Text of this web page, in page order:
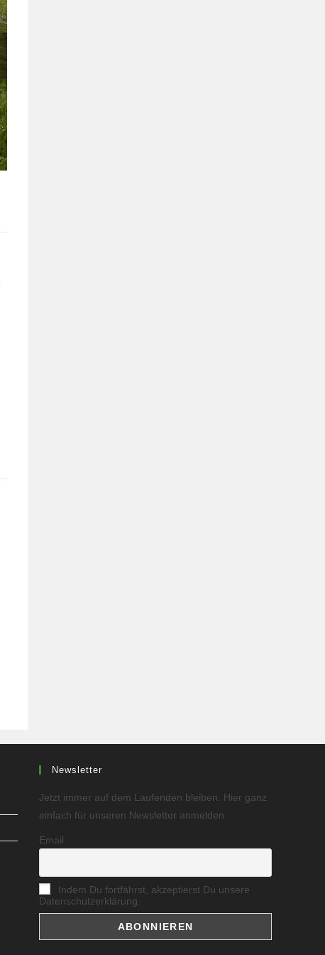
Newsletter
Jetzt immer auf dem Laufenden bleiben. Hier ganz
einfach für unseren Newsletter anmelden.
Email
Indem Du fortfährst, akzeptierst Du unsere
Datenschutzerklärung.